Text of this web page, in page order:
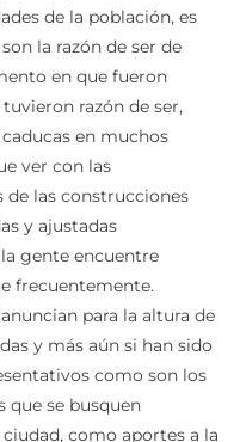
de la población, es
la razón de ser de
en que fueron
razón de ser,
en muchos
ver con las
las construcciones
y ajustadas
gente encuentre
frecuentemente.
para la altura de
y más aún si han sido
como son los
que se busquen
como aportes a la